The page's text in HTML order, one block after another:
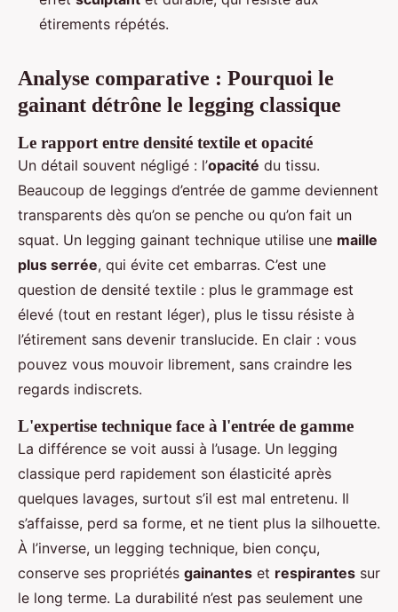
étirements répétés.
Analyse comparative : Pourquoi le
gainant détrône le legging classique
Le rapport entre densité textile et opacité
Un détail souvent négligé : l’opacité du tissu.
Beaucoup de leggings d’entrée de gamme deviennent
transparents dès qu’on se penche ou qu’on fait un
squat. Un legging gainant technique utilise une maille
plus serrée, qui évite cet embarras. C’est une
question de densité textile : plus le grammage est
élevé (tout en restant léger), plus le tissu résiste à
l’étirement sans devenir translucide. En clair : vous
pouvez vous mouvoir librement, sans craindre les
regards indiscrets.
L'expertise technique face à l'entrée de gamme
La différence se voit aussi à l’usage. Un legging
classique perd rapidement son élasticité après
quelques lavages, surtout s’il est mal entretenu. Il
s’affaisse, perd sa forme, et ne tient plus la silhouette.
À l’inverse, un legging technique, bien conçu,
conserve ses propriétés gainantes et respirantes sur
le long terme. La durabilité n’est pas seulement une